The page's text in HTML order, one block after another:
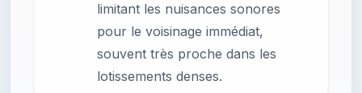
limitant les nuisances sonores
pour le voisinage immédiat,
souvent très proche dans les
lotissements denses.